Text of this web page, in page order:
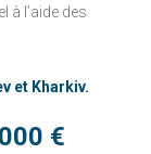
à l’aide des
et Kharkiv.
€